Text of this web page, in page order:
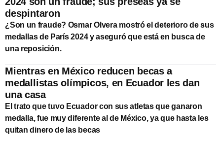
despintaron
¿Son un fraude? Osmar Olvera mostró el deterioro de sus
medallas de París 2024 y aseguró que está en busca de
una reposición.
Mientras en México reducen becas a
medallistas olímpicos, en Ecuador les dan
una casa
El trato que tuvo Ecuador con sus atletas que ganaron
medalla, fue muy diferente al de México, ya que hasta les
quitan dinero de las becas